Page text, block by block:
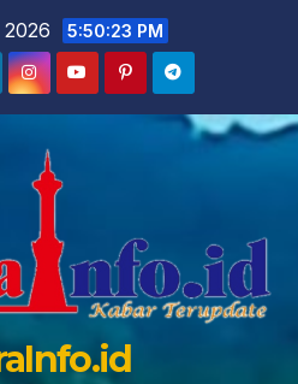
5:50:24 PM